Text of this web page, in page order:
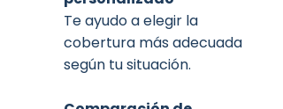
Te ayudo a elegir la
cobertura más adecuada
según tu situación.